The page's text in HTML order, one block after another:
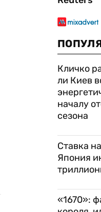
Кличко
ли Киев
началу
сезона
Ставка
Япония
«1670»: